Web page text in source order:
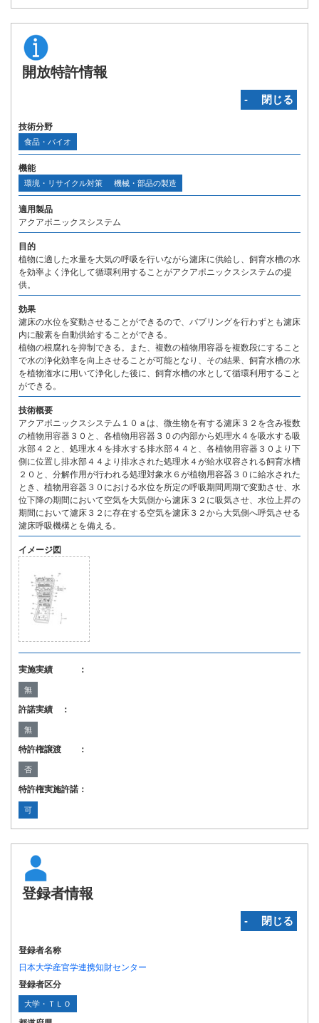
開放特許情報
‐ 閉じる
技術分野
食品・バイオ
機能
環境・リサイクル対策 機械・部品の製造
適用製品
アクアポニックスシステム
目的
植物に適した水量を大気の呼吸を行いながら濾床に供給し、飼育水槽の水
を効率よく浄化して循環利用することがアクアポニックスシステムの提
供。
効果
濾床の水位を変動させることができるので、バブリングを行わずとも濾床
内に酸素を自動供給することができる。
植物の根腐れを抑制できる。また、複数の植物用容器を複数段にすること
で水の浄化効率を向上させることが可能となり、その結果、飼育水槽の水
を植物潅水に用いて浄化した後に、飼育水槽の水として循環利用すること
ができる。
技術概要
アクアポニックスシステム１０ａは、微生物を有する濾床３２を含み複数
の植物用容器３０と、各植物用容器３０の内部から処理水４を吸水する吸
水部４２と、処理水４を排水する排水部４４と、各植物用容器３０より下
側に位置し排水部４４より排水された処理水４が給水収容される飼育水槽
２０と、分解作用が行われる処理対象水６が植物用容器３０に給水された
とき、植物用容器３０における水位を所定の呼吸期間周期で変動させ、水
位下降の期間において空気を大気側から濾床３２に吸気させ、水位上昇の
期間において濾床３２に存在する空気を濾床３２から大気側へ呼気させる
濾床呼吸機構とを備える。
イメージ図
実施実績 ：
無
許諾実績 ：
無
特許権譲渡 ：
否
特許権実施許諾：
可
登録者情報
‐ 閉じる
登録者名称
日本大学産官学連携知財センター
登録者区分
大学・ＴＬＯ